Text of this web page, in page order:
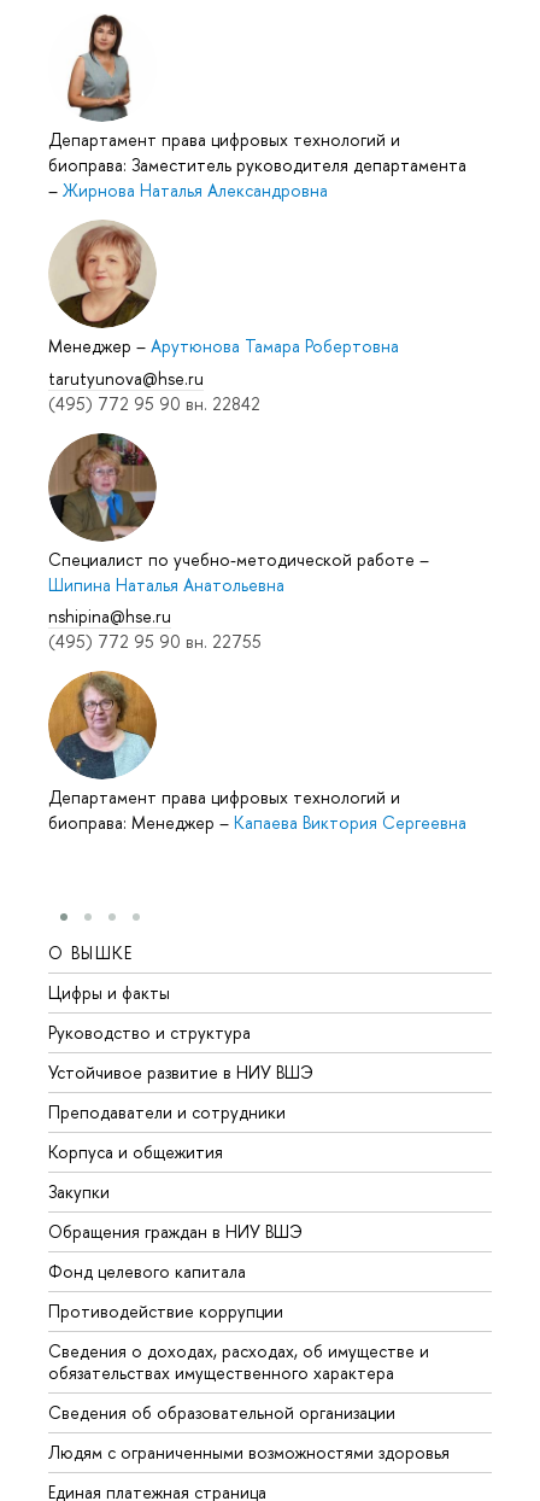
Департамент права цифровых технологий и
биоправа: Заместитель руководителя департамента
– Жирнова Наталья Александровна
Менеджер – Арутюнова Тамара Робертовна
tarutyunova@hse.ru
(495) 772 95 90 вн. 22842
Специалист по учебно-методической работе –
Шипина Наталья Анатольевна
nshipina@hse.ru
(495) 772 95 90 вн. 22755
Департамент права цифровых технологий и
биоправа: Менеджер – Капаева Виктория Сергеевна
О ВЫШКЕ
Цифры и факты
Руководство и структура
Устойчивое развитие в НИУ ВШЭ
Преподаватели и сотрудники
Корпуса и общежития
Закупки
Обращения граждан в НИУ ВШЭ
Фонд целевого капитала
Противодействие коррупции
Сведения о доходах, расходах, об имуществе и
обязательствах имущественного характера
Сведения об образовательной организации
Людям с ограниченными возможностями здоровья
Единая платежная страница